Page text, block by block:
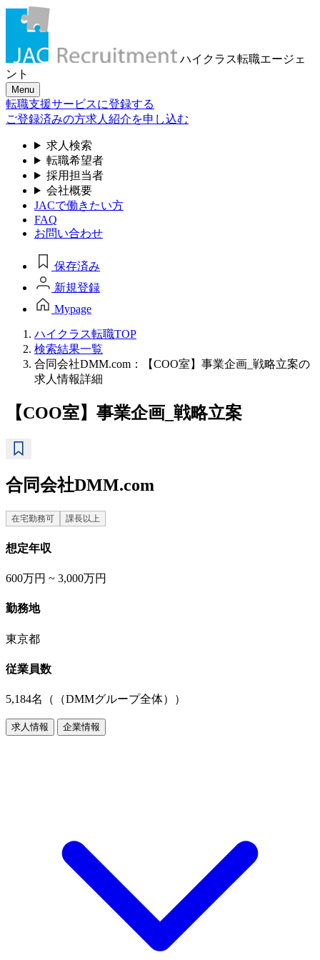
ハイクラス転職エージェ
ント
Menu
転職支援サービスに登録する
ご登録済みの方求人紹介を申し込む
求人検索
転職希望者
採用担当者
会社概要
JACで働きたい方
FAQ
お問い合わせ
保存済み
新規登録
Mypage
ハイクラス転職TOP
検索結果一覧
合同会社DMM.com：【COO室】事業企画_戦略立案の
求人情報詳細
【COO室】事業企画_戦略立案
合同会社DMM.com
在宅勤務可 課長以上
想定年収
600万円 ~ 3,000万円
勤務地
東京都
従業員数
5,184名（（DMMグループ全体））
求人情報 企業情報